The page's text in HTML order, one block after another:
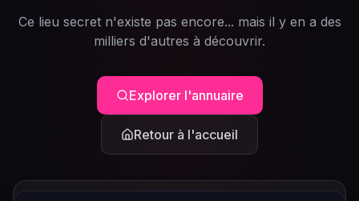
Ce lieu secret n'existe pas encore... mais il y en a des
milliers d'autres à découvrir.
Explorer l'annuaire
Retour à l'accueil